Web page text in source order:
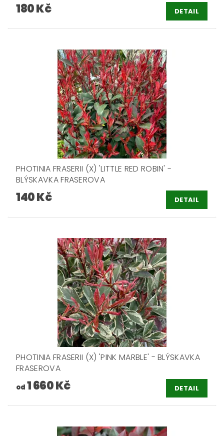
180 Kč DETAIL
PHOTINIA FRASERII (X) 'LITTLE RED ROBIN' -
BLÝSKAVKA FRASEROVA
140 Kč DETAIL
PHOTINIA FRASERII (X) 'PINK MARBLE' - BLÝSKAVKA
FRASEROVA
od 1 660 Kč DETAIL